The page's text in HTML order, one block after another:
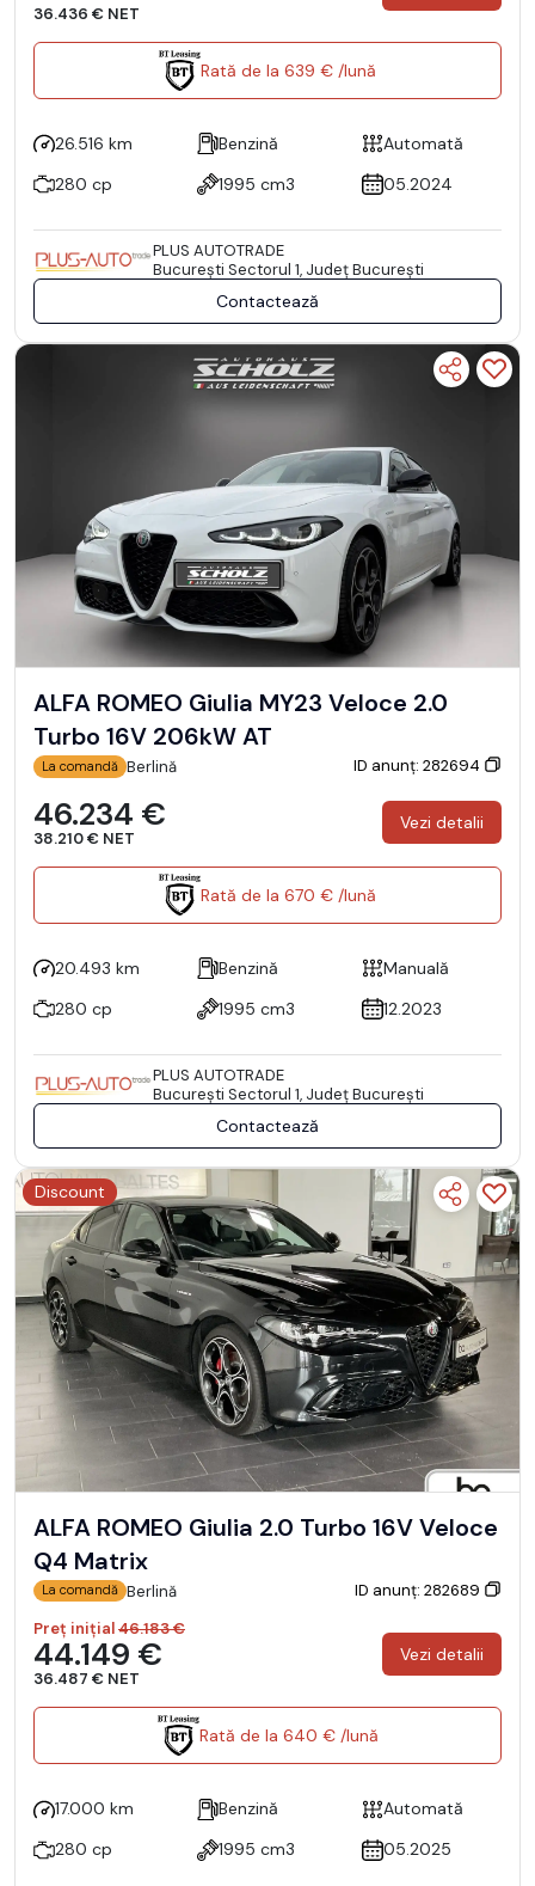
36.436 € NET
Rată de la 639 € /lună
26.516 km Benzină
Automată
280 cp
1995 cm3 05.2024
PLUS AUTOTRADE
Bucureşti Sectorul 1, Județ București
Contactează
ALFA ROMEO Giulia MY23 Veloce 2.0
Turbo 16V 206kW AT
La comandă Berlină ID anunț: 282694
46.234 €
38.210 € NET
Vezi detalii
Rată de la 670 € /lună
20.493 km Benzină
Manuală
280 cp
1995 cm3 12.2023
PLUS AUTOTRADE
Bucureşti Sectorul 1, Județ București
Contactează
Discount
ALFA ROMEO Giulia 2.0 Turbo 16V Veloce
Q4 Matrix
La comandă Berlină
ID anunț: 282689
Preț inițial46.183 €
44.149 €
36.487 € NET
Vezi detalii
Rată de la 640 € /lună
17.000 km Benzină
Automată
280 cp
1995 cm3 05.2025